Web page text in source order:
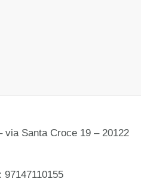
via Santa Croce 19 – 20122
97147110155